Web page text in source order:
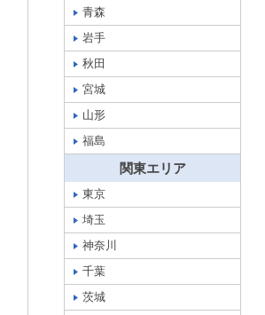
青森
岩手
秋田
宮城
山形
福島
関東エリア
東京
埼玉
神奈川
千葉
茨城